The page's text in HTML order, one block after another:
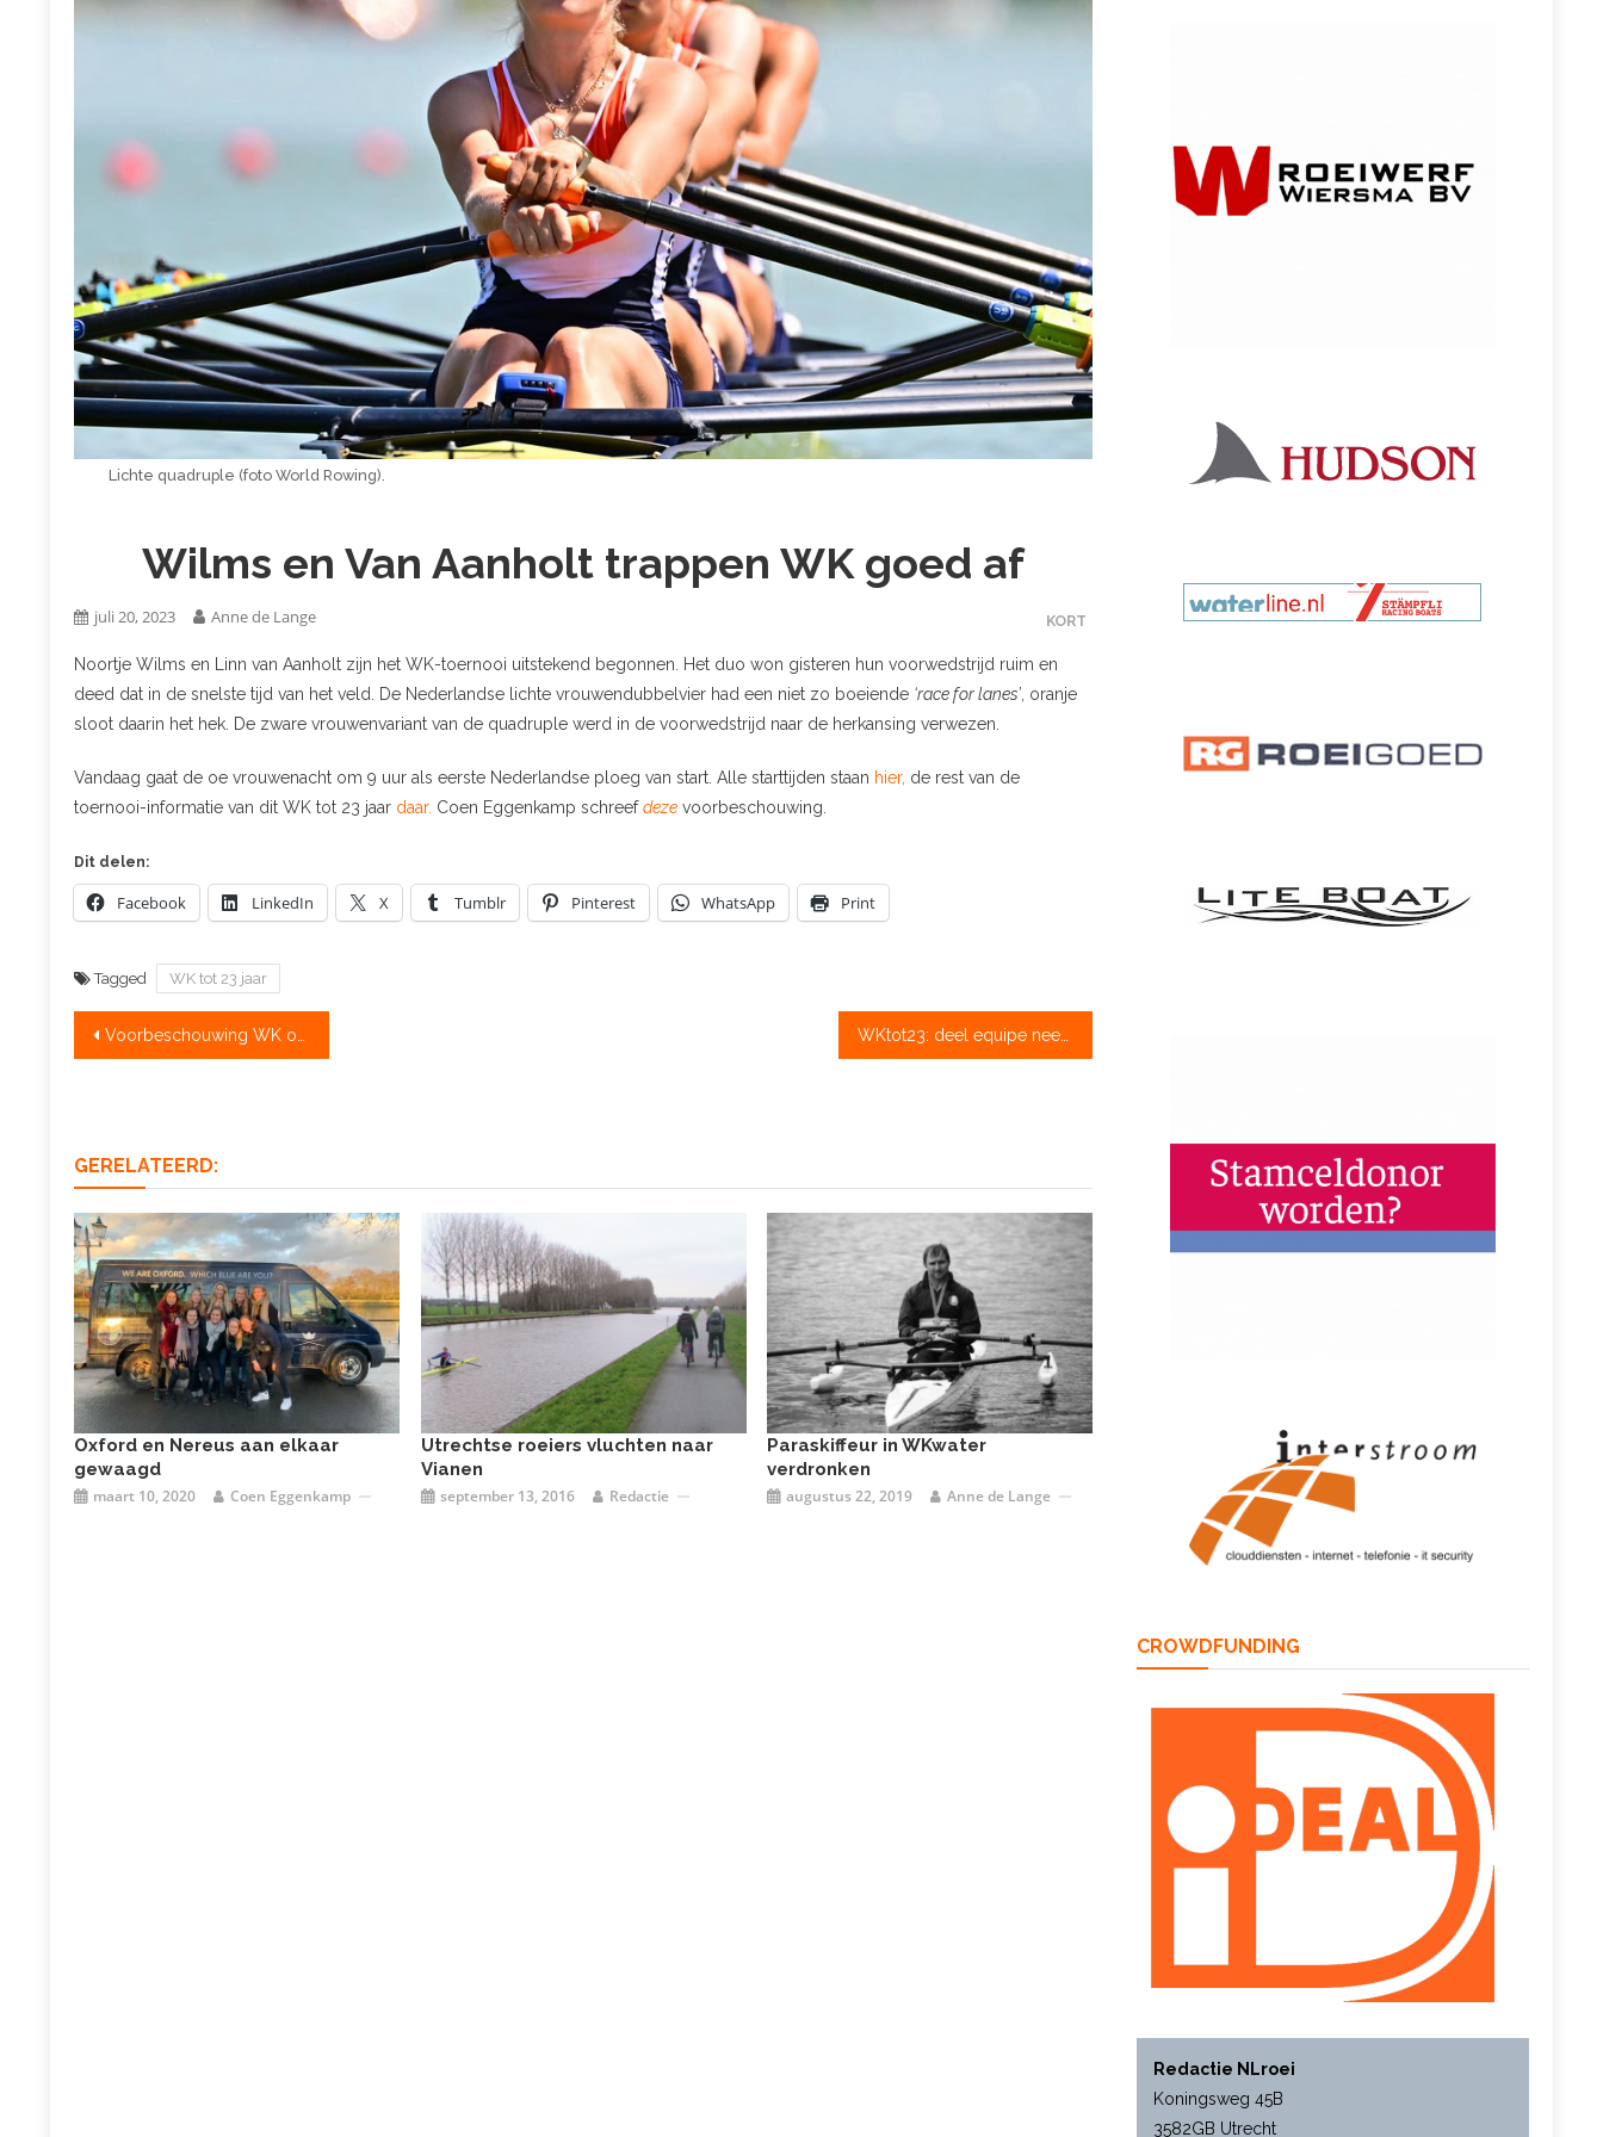
Lichte quadruple (foto World Rowing).
Wilms en Van Aanholt trappen WK goed af
KORT
juli 20, 2023 Anne de Lange
Noortje Wilms en Linn van Aanholt zijn het WK-toernooi uitstekend begonnen. Het duo won gisteren hun voorwedstrijd ruim en
deed dat in de snelste tijd van het veld. De Nederlandse lichte vrouwendubbelvier had een niet zo boeiende ‘race for lanes’, oranje
sloot daarin het hek. De zware vrouwenvariant van de quadruple werd in de voorwedstrijd naar de herkansing verwezen.
Vandaag gaat de oe vrouwenacht om 9 uur als eerste Nederlandse ploeg van start. Alle starttijden staan hier, de rest van de
toernooi-informatie van dit WK tot 23 jaar daar. Coen Eggenkamp schreefdeze voorbeschouwing.
Dit delen:
Facebook LinkedIn X Tumblr Pinterest WhatsApp Print
Tagged WK tot 23 jaar
Bericht
Voorbeschouwing WK onder 23 jaar: meerdere kanshebbers WKtot23: deel equipe neemt de kortste weg naar de A-finale
GERELATEERD:
Oxford en Nereus aan elkaar
gewaagd
maart 10, 2020 Coen Eggenkamp
Utrechtse roeiers vluchten naar
Vianen
september 13, 2016 Redactie
Paraskiffeur in WKwater
verdronken
augustus 22, 2019 Anne de Lange
CROWDFUNDING
Redactie NLroei
Koningsweg 45B
3582GB Utrecht